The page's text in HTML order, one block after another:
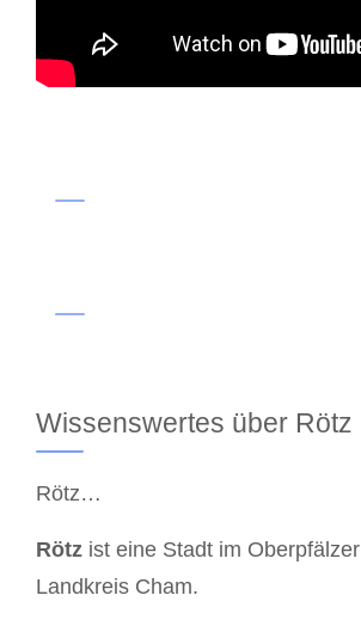
Wissenswertes über Rötz
Rötz…
Rötz ist eine Stadt im Oberpfälzer
Landkreis Cham.